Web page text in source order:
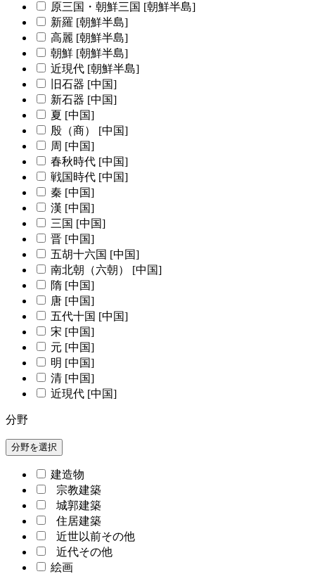
原三国・朝鮮三国 [朝鮮半島]
新羅 [朝鮮半島]
高麗 [朝鮮半島]
朝鮮 [朝鮮半島]
近現代 [朝鮮半島]
旧石器 [中国]
新石器 [中国]
夏 [中国]
殷（商） [中国]
周 [中国]
春秋時代 [中国]
戦国時代 [中国]
秦 [中国]
漢 [中国]
三国 [中国]
晋 [中国]
五胡十六国 [中国]
南北朝（六朝） [中国]
隋 [中国]
唐 [中国]
五代十国 [中国]
宋 [中国]
元 [中国]
明 [中国]
清 [中国]
近現代 [中国]
分野
分野を選択
建造物
宗教建築
城郭建築
住居建築
近世以前その他
近代その他
絵画